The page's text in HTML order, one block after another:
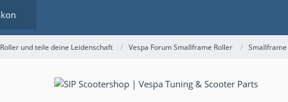
und teile deine Leidenschaft Vespa Forum Smallframe Roller